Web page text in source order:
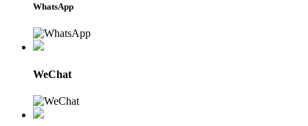
WhatsApp
WeChat